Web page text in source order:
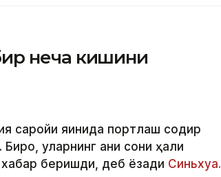
неча кишини
саройи яқинида портлаш содир
уларнинг аниқ сони ҳали
беришди, деб ёзади Синьхуа.